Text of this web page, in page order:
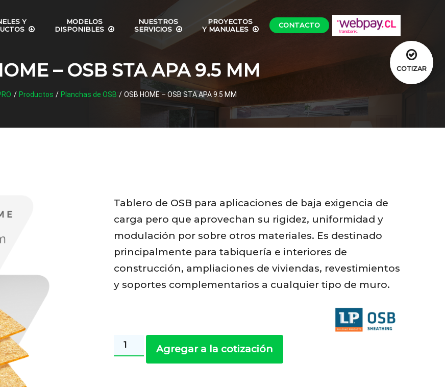
Y
MODELOS
DISPONIBLES
NUESTROS
SERVICIOS
PROYECTOS
Y MANUALES
CONTACTO
– OSB STA APA 9.5 MM
/ Productos / Planchas de OSB / OSB HOME – OSB STA APA 9.5 MM
Tablero de OSB para aplicaciones de baja exigencia de
carga pero que aprovechan su rigidez, uniformidad y
modulación por sobre otros materiales. Es destinado
principalmente para tabiquería e interiores de
construcción, ampliaciones de viviendas, revestimientos
y soportes complementarios a cualquier tipo de muro.
OSB
HOME
Agregar a la cotización
COTIZAR